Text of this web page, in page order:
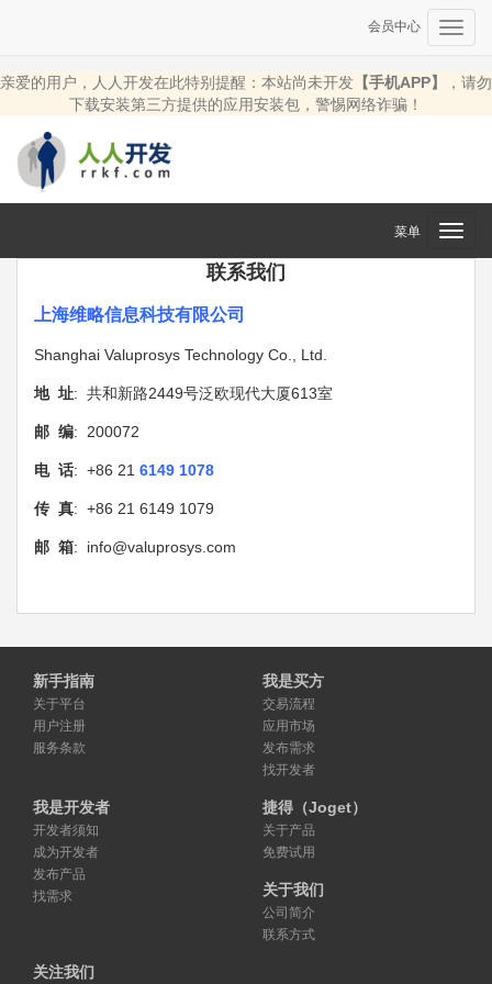
会员中心
亲爱的用户，人人开发在此特别提醒：本站尚未开发 【手机APP】
，请勿
下载安装第三方提供的应用安装包，警惕网络诈骗！
菜单
联系我们
上海维略信息科技有限公司
Shanghai Valuprosys Technology Co., Ltd.
地 址: 共和新路2449号泛欧现代大厦613室
邮 编: 200072
电 话: +86 21 6149 1078
传 真: +86 21 6149 1079
邮 箱: info@valuprosys.com
新手指南
关于平台
用户注册
服务条款
我是买方
交易流程
应用市场
发布需求
找开发者
我是开发者
开发者须知
成为开发者
发布产品
找需求
捷得（Joget）
关于产品
免费试用
关于我们
公司简介
联系方式
关注我们